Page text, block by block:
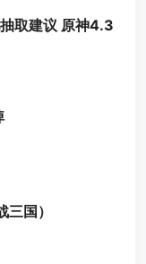
取建议 原神4.3
国）